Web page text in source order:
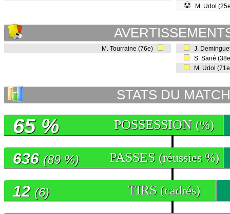
M. Udol
M. Tourraine (76e)
J.
S. Sané
M. Udol
STATS DU MATCH
POSSESSION (%)
65 %
PASSES (réussies %)
636 (89 %)
TIRS (cadrés)
12 (6)